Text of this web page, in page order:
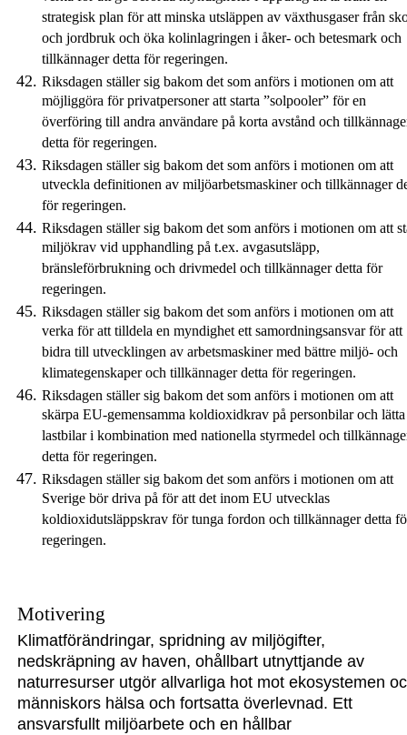
strategisk plan för att minska utsläppen av växthusgaser från
och jordbruk och öka kolinlagringen i åker- och betesmark och
tillkännager detta för regeringen.
Riksdagen ställer sig bakom det som anförs i motionen om att
möjliggöra för privatpersoner att starta ”solpooler” för en
överföring till andra användare på korta avstånd och
detta för regeringen.
Riksdagen ställer sig bakom det som anförs i motionen om att
utveckla definitionen av miljöarbetsmaskiner och tillkännager
för regeringen.
Riksdagen ställer sig bakom det som anförs i motionen om att
miljökrav vid upphandling på t.ex. avgasutsläpp,
bränsleförbrukning och drivmedel och tillkännager detta för
regeringen.
Riksdagen ställer sig bakom det som anförs i motionen om att
verka för att tilldela en myndighet ett samordningsansvar för att
bidra till utvecklingen av arbetsmaskiner med bättre miljö- och
klimategenskaper och tillkännager detta för regeringen.
Riksdagen ställer sig bakom det som anförs i motionen om att
skärpa EU-gemensamma koldioxidkrav på personbilar och lätta
lastbilar i kombination med nationella styrmedel och
detta för regeringen.
Riksdagen ställer sig bakom det som anförs i motionen om att
Sverige bör driva på för att det inom EU utvecklas
koldioxidutsläppskrav för tunga fordon och tillkännager detta
regeringen.
Motivering
K limatförändringar, spridning av miljögifter,
nedskräpning av haven, ohåll bart utnyttjande av
naturresurser utgör allvarliga hot motekosystemen
människors hälsa och fortsatta överlevnad. Ett
ansvarsfullt miljöarbete och en hållbar